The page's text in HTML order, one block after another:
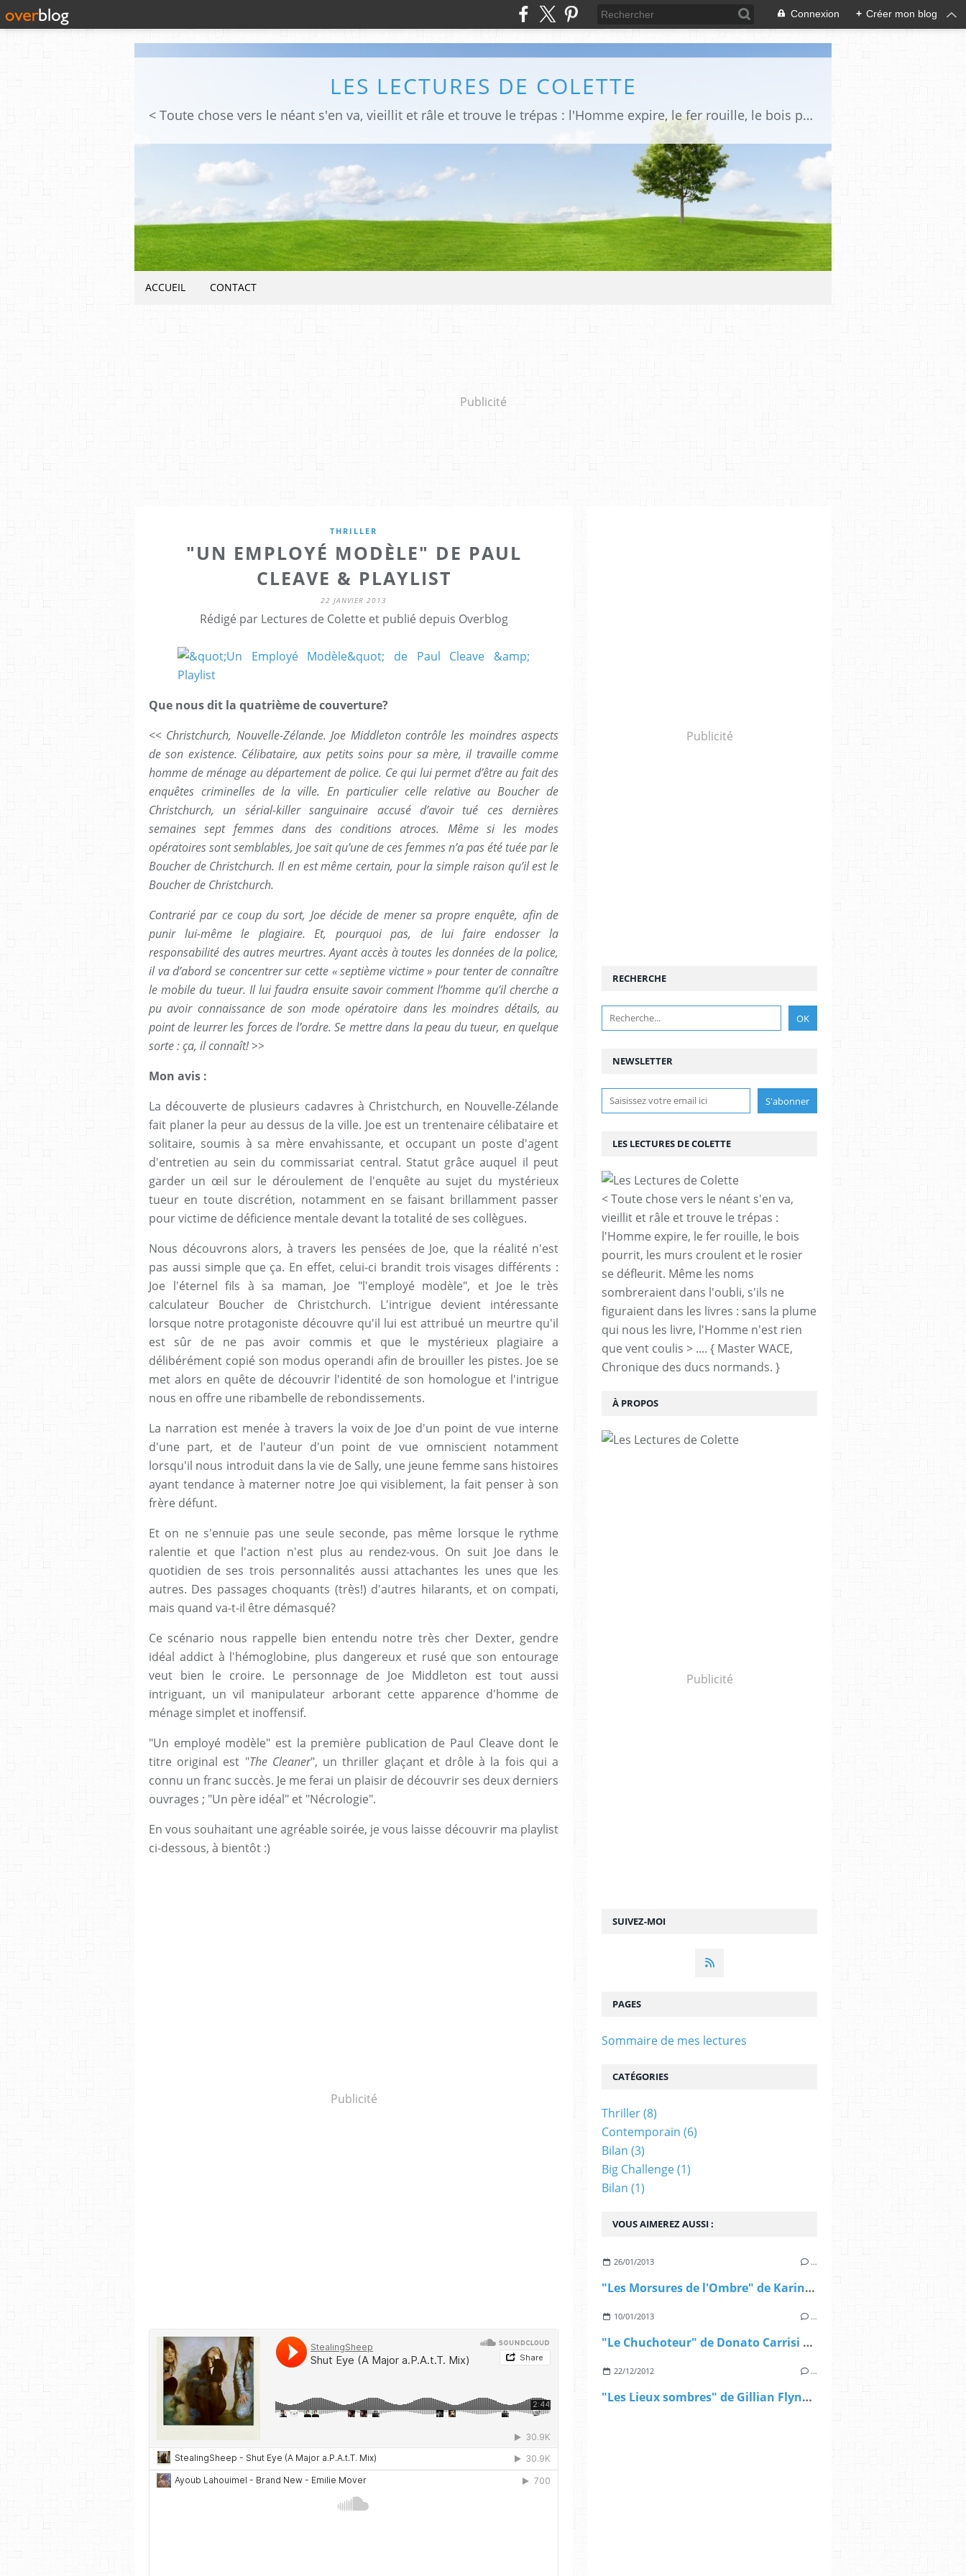
Connexion + Créer mon blog
LES LECTURES DE COLETTE
< Toute chose vers le néant s'en va, vieillit et râle et trouve le trépas : l'Homme expire, le fer rouille, le bois pourrit, les murs croulent et le rosier se défleurit. Même les noms sombreraient dans l'oubli, s'ils ne figuraient dans les livres : sans la plume qui nous les livre, l'Homme n'est rien que vent coulis > .... { Master WACE, Chronique des ducs normands. }
ACCUEIL CONTACT
Publicité
THRILLER
"UN EMPLOYÉ MODÈLE" DE PAUL
CLEAVE & PLAYLIST
22 JANVIER 2013
Rédigé par Lectures de Colette et publié depuis Overblog
Que nous dit la quatrième de couverture?
<< Christchurch, Nouvelle-Zélande. Joe Middleton contrôle les moindres aspects
de son existence. Célibataire, aux petits soins pour sa mère, il travaille comme
homme de ménage au département de police. Ce qui lui permet d’être au fait des
enquêtes criminelles de la ville. En particulier celle relative au Boucher de
Christchurch, un sérial-killer sanguinaire accusé d’avoir tué ces dernières
semaines sept femmes dans des conditions atroces. Même si les modes
opératoires sont semblables, Joe sait qu’une de ces femmes n’a pas été tuée par le
Boucher de Christchurch. Il en est même certain, pour la simple raison qu’il est le
Boucher de Christchurch.
Contrarié par ce coup du sort, Joe décide de mener sa propre enquête, afin de
punir lui-même le plagiaire. Et, pourquoi pas, de lui faire endosser la
responsabilité des autres meurtres. Ayant accès à toutes les données de la police,
il va d’abord se concentrer sur cette « septième victime » pour tenter de connaître
le mobile du tueur. Il lui faudra ensuite savoir comment l’homme qu’il cherche a
pu avoir connaissance de son mode opératoire dans les moindres détails, au
point de leurrer les forces de l’ordre. Se mettre dans la peau du tueur, en quelque
sorte : ça, il connaît! >>
Mon avis :
La découverte de plusieurs cadavres à Christchurch, en Nouvelle-Zélande
fait planer la peur au dessus de la ville. Joe est un trentenaire célibataire et
solitaire, soumis à sa mère envahissante, et occupant un poste d'agent
d'entretien au sein du commissariat central. Statut grâce auquel il peut
garder un œil sur le déroulement de l'enquête au sujet du mystérieux
tueur en toute discrétion, notamment en se faisant brillamment passer
pour victime de déficience mentale devant la totalité de ses collègues.
Nous découvrons alors, à travers les pensées de Joe, que la réalité n'est
pas aussi simple que ça. En effet, celui-ci brandit trois visages différents :
Joe l'éternel fils à sa maman, Joe "l'employé modèle", et Joe le très
calculateur Boucher de Christchurch. L'intrigue devient intéressante
lorsque notre protagoniste découvre qu'il lui est attribué un meurtre qu'il
est sûr de ne pas avoir commis et que le mystérieux plagiaire a
délibérément copié son modus operandi afin de brouiller les pistes. Joe se
met alors en quête de découvrir l'identité de son homologue et l'intrigue
nous en offre une ribambelle de rebondissements.
La narration est menée à travers la voix de Joe d'un point de vue interne
d'une part, et de l'auteur d'un point de vue omniscient notamment
lorsqu'il nous introduit dans la vie de Sally, une jeune femme sans histoires
ayant tendance à materner notre Joe qui visiblement, la fait penser à son
frère défunt.
Et on ne s'ennuie pas une seule seconde, pas même lorsque le rythme
ralentie et que l'action n'est plus au rendez-vous. On suit Joe dans le
quotidien de ses trois personnalités aussi attachantes les unes que les
autres. Des passages choquants (très!) d'autres hilarants, et on compati,
mais quand va-t-il être démasqué?
Ce scénario nous rappelle bien entendu notre très cher Dexter, gendre
idéal addict à l'hémoglobine, plus dangereux et rusé que son entourage
veut bien le croire. Le personnage de Joe Middleton est tout aussi
intriguant, un vil manipulateur arborant cette apparence d'homme de
ménage simplet et inoffensif.
"Un employé modèle" est la première publication de Paul Cleave dont le
titre original est "The Cleaner", un thriller glaçant et drôle à la fois qui a
connu un franc succès. Je me ferai un plaisir de découvrir ses deux derniers
ouvrages ; "Un père idéal" et "Nécrologie".
En vous souhaitant une agréable soirée, je vous laisse découvrir ma playlist
ci-dessous, à bientôt :)
Publicité
Publicité
NEWSLETTER
SUIVEZ-MOI
RECHERCHE
LES LECTURES DE COLETTE
< Toute chose vers le néant s'en va,
vieillit et râle et trouve le trépas :
l'Homme expire, le fer rouille, le bois
pourrit, les murs croulent et le rosier
se défleurit. Même les noms
sombreraient dans l'oubli, s'ils ne
figuraient dans les livres : sans la plume
qui nous les livre, l'Homme n'est rien
que vent coulis > .... { Master WACE,
Chronique des ducs normands. }
À PROPOS
Publicité
VOUS AIMEREZ AUSSI :
26/01/2013 …
"Les Morsures de l'Ombre" de Karine Giebel
10/01/2013 …
"Le Chuchoteur" de Donato Carrisi & Playlist
22/12/2012 …
"Les Lieux sombres" de Gillian Flynn & Playlist du vendredi (avec un peu de retard)
PAGES
Sommaire de mes lectures
CATÉGORIES
Thriller(8)
Contemporain (6)
Bilan (3)
Big Challenge(1)
Bilan (1)